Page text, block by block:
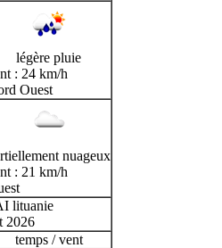
légère pluie
: 24 km/h
Ouest
nuageux
: 21 km/h
lituanie
2026
temps / vent